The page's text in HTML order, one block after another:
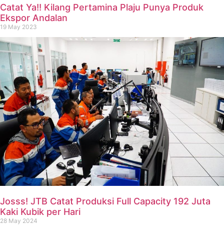
Catat Ya!! Kilang Pertamina Plaju Punya Produk
Ekspor Andalan
19 May 2023
Josss! JTB Catat Produksi Full Capacity 192 Juta
Kaki Kubik per Hari
28 May 2024